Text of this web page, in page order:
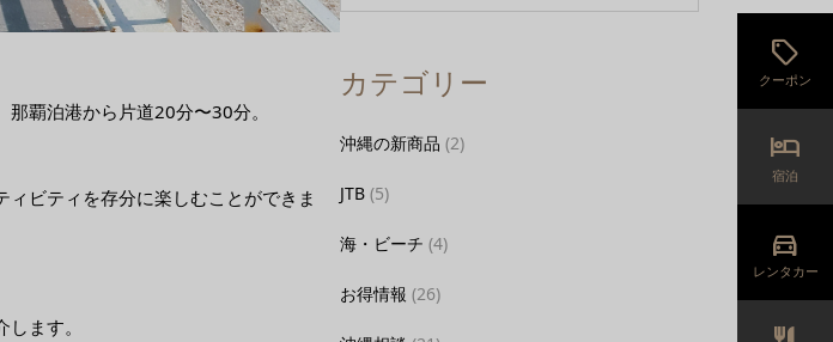
覇泊港から片道20分〜30分。
ビティを存分に楽しむことができま
ます。
カテゴリー
沖縄の新商品 (2)
JTB (5)
海・ビーチ (4)
お得情報 (26)
sell
クーポン
hotel
宿泊
directions_car
レンタカー